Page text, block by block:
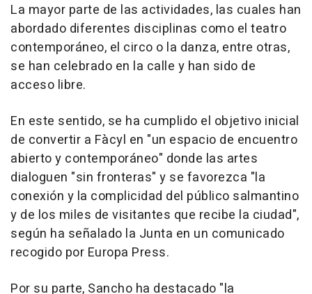
La mayor parte de las actividades, las cuales han
abordado diferentes disciplinas como el teatro
contemporáneo, el circo o la danza, entre otras,
se han celebrado en la calle y han sido de
acceso libre.
En este sentido, se ha cumplido el objetivo inicial
de convertir a Fàcyl en "un espacio de encuentro
abierto y contemporáneo" donde las artes
dialoguen "sin fronteras" y se favorezca "la
conexión y la complicidad del público salmantino
y de los miles de visitantes que recibe la ciudad",
según ha señalado la Junta en un comunicado
recogido por Europa Press.
Por su parte, Sancho ha destacado "la